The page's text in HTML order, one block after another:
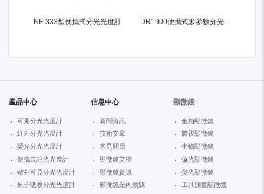
NF-333型便攜式分光光度計 DR1900便攜式多參數分光光度計
產品中心
可見分光光度計
紅外分光光度計
熒光分光光度計
便攜式分光光度計
紫外可見分光光度計
原子吸收分光光度計
信息中心
新聞資訊
技術文章
常見問題
顯微鏡文檔
顯微鏡資訊
顯微鏡業內動態
顯微鏡
金相顯微鏡
體視顯微鏡
生物顯微鏡
偏光顯微鏡
熒光顯微鏡
工具測量顯微鏡